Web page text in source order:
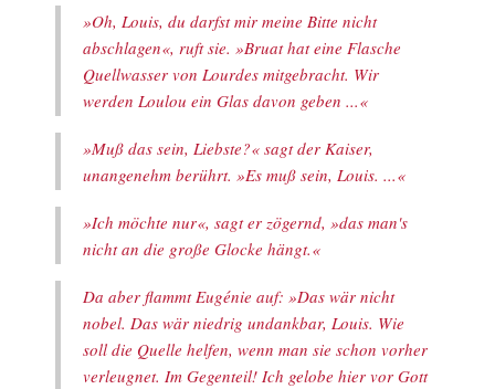
»Oh, Louis, du darfst mir meine Bitte nicht
abschlagen«, ruft sie. »Bruat hat eine Flasche
Quellwasser von Lourdes mitgebracht. Wir
werden Loulou ein Glas davon geben ...«
»Muß das sein, Liebste?« sagt der Kaiser,
unangenehm berührt. »Es muß sein, Louis. ...«
»Ich möchte nur«, sagt er zögernd, »das man's
nicht an die große Glocke hängt.«
Da aber flammt Eugénie auf: »Das wär nicht
nobel. Das wär niedrig undankbar, Louis. Wie
soll die Quelle helfen, wenn man sie schon vorher
verleugnet. Im Gegenteil! Ich gelobe hier vor Gott